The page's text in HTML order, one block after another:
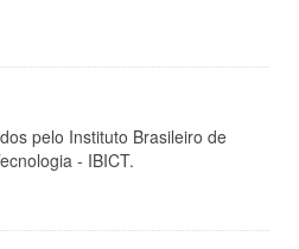
pelo Instituto Brasileiro de
- IBICT.